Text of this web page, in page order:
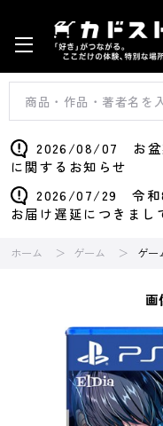
2026/08/07 お盆
に関するお知らせ
2026/07/29 令和8
お届け遅延につきまし
ホーム ゲーム ゲー
画